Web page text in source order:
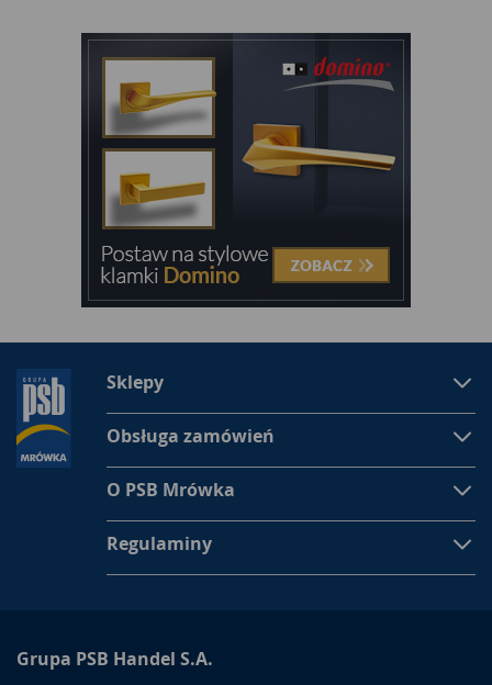
Sklepy
Obsługa zamówień
O PSB Mrówka
Regulaminy
Grupa PSB Handel S.A.